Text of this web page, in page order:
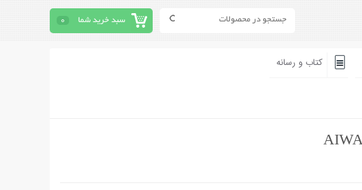
سبد خرید شما 0
کتاب و رسانه